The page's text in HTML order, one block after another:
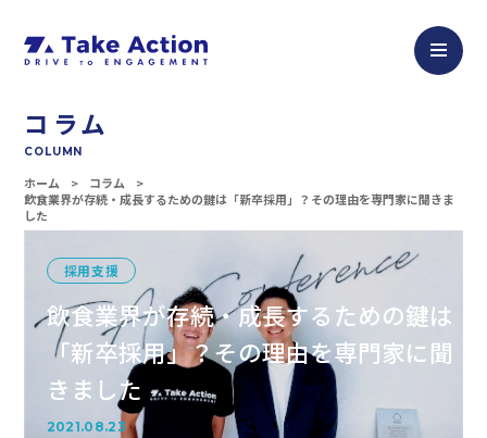
コラム
COLUMN
ホーム
コラム
飲食業界が存続・成長するための鍵は「新卒採用」？その理由を専門家に聞きま
した
採用支援
飲食業界が存続・成長するための鍵は
「新卒採用」？その理由を専門家に聞
きました
2021.08.23